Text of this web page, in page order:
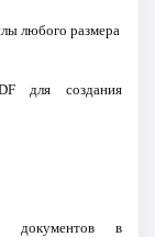
любого размера
для создания
документов в